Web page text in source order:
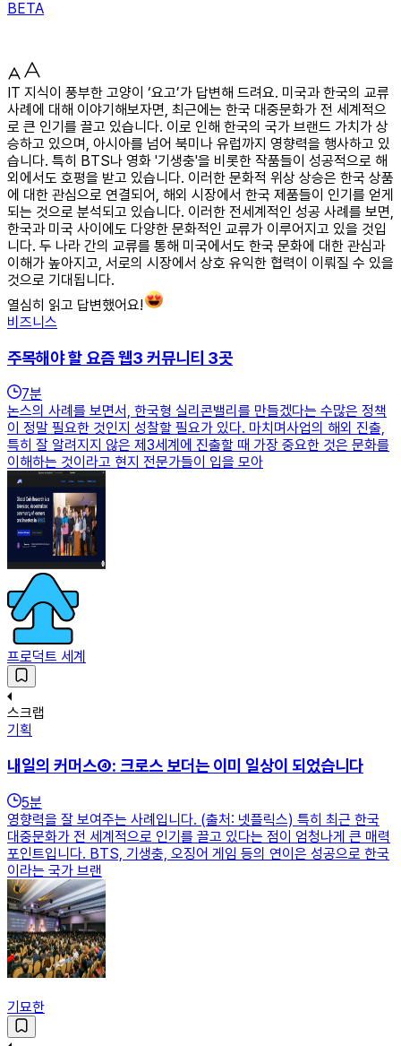
BETA
IT 지식이 풍부한 고양이 ‘요고’가 답변해 드려요. 미국과 한국의 교류
사례에 대해 이야기해보자면, 최근에는 한국 대중문화가 전 세계적으
로 큰 인기를 끌고 있습니다. 이로 인해 한국의 국가 브랜드 가치가 상
승하고 있으며, 아시아를 넘어 북미나 유럽까지 영향력을 행사하고 있
습니다. 특히 BTS나 영화 '기생충'을 비롯한 작품들이 성공적으로 해
외에서도 호평을 받고 있습니다. 이러한 문화적 위상 상승은 한국 상품
에 대한 관심으로 연결되어, 해외 시장에서 한국 제품들이 인기를 얻게
되는 것으로 분석되고 있습니다. 이러한 전세계적인 성공 사례를 보면,
한국과 미국 사이에도 다양한 문화적인 교류가 이루어지고 있을 것입
니다. 두 나라 간의 교류를 통해 미국에서도 한국 문화에 대한 관심과
이해가 높아지고, 서로의 시장에서 상호 유익한 협력이 이뤄질 수 있을
것으로 기대됩니다.
열심히 읽고 답변했어요!
비즈니스
주목해야 할 요즘 웹3 커뮤니티 3곳
7분
논스의 사례를 보면서, 한국형 실리콘밸리를 만들겠다는 수많은 정책
이 정말 필요한 것인지 성찰할 필요가 있다. 마치며사업의 해외 진출,
특히 잘 알려지지 않은 제3세계에 진출할 때 가장 중요한 것은 문화를
이해하는 것이라고 현지 전문가들이 입을 모아
프로덕트 세계
스크랩
기획
내일의 커머스④: 크로스 보더는 이미 일상이 되었습니다
5분
영향력을 잘 보여주는 사례입니다. (출처: 넷플릭스) 특히 최근 한국
대중문화가 전 세계적으로 인기를 끌고 있다는 점이 엄청나게 큰 매력
포인트입니다. BTS, 기생충, 오징어 게임 등의 연이은 성공으로 한국
이라는 국가 브랜
기묘한